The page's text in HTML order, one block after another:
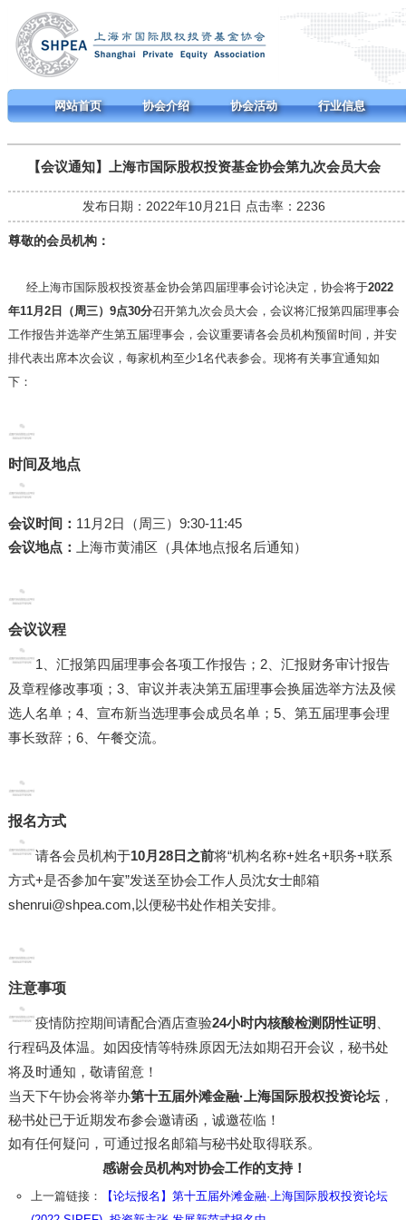
网站首页 协会介绍 协会活动 行业信息
【会议通知】上海市国际股权投资基金协会第九次会员大会
发布日期：2022年10月21日 点击率：2236
尊敬的会员机构：
经上海市国际股权投资基金协会第四届理事会讨论决定，协会将于2022
年11月2日（周三）9点30分召开第九次会员大会，会议将汇报第四届理事会
工作报告并选举产生第五届理事会，会议重要请各会员机构预留时间，并安
排代表出席本次会议，每家机构至少1名代表参会。现将有关事宜通知如
下：
时间及地点
会议时间： 11月2日（周三）9:30-11:45
会议地点：
上海市黄浦区（具体地点报名后通知）
会议议程
1、汇报第四届理事会各项工作报告； 2、汇报财务审计报告
及章程修改事项； 3、审议并表决第五届理事会换届选举方法及候
选人名单； 4、宣布新当选理事会成员名单； 5、第五届理事会理
事长致辞； 6、午餐交流。
报名方式
请各会员机构于10月28日之前将“机构名称+姓名+职务+联系
方式+是否参加午宴”发送至协会工作人员沈女士邮箱
shenrui@shpea.com,以便秘书处作相关安排。
注意事项
疫情防控期间请配合酒店查验24小时内核酸检测阴性证明
行程码及体温。如因疫情等特殊原因无法如期召开会议，秘书处
将及时通知，敬请留意！
当天下午协会将举办第十五届外滩金融·上海国际股权投资论坛 ，
秘书处已于近期发布参会邀请函，诚邀莅临！
如有任何疑问，可通过报名邮箱与秘书处取得联系。
感谢会员机构对协会工作的支持！
上一篇链接：
【论坛报名】第十五届外滩金融·上海国际股权投资论坛